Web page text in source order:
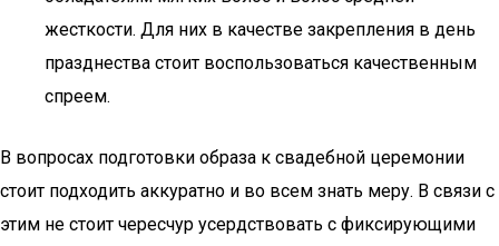
жесткости. Для них в качестве закрепления в день
празднества стоит воспользоваться качественным
спреем.
В вопросах подготовки образа к свадебной церемонии
стоит подходить аккуратно и во всем знать меру. В связи с
этим не стоит чересчур усердствовать с фиксирующими